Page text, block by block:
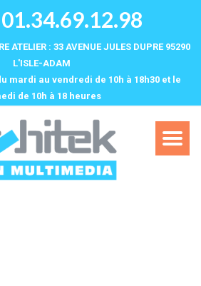
ATELIER : 33 AVENUE JULES DUPRE 95290
L'ISLE-ADAM
mardi au vendredi de 10h à 18h30 et le
de 10h à 18 heures‌